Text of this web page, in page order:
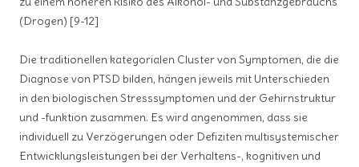
(Drogen) [9-12]
Die traditionellen kategorialen Cluster von Symptomen, die die
Diagnose von PTSD bilden, hängen jeweils mit Unterschieden
in den biologischen Stresssymptomen und der Gehirnstruktur
und -funktion zusammen. Es wird angenommen, dass sie
individuell zu Verzögerungen oder Defiziten multisystemischer
Entwicklungsleistungen bei der Verhaltens-, kognitiven und